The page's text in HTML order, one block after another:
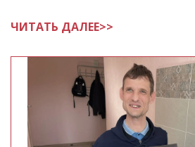
ЧИТАТЬ ДАЛЕЕ>>